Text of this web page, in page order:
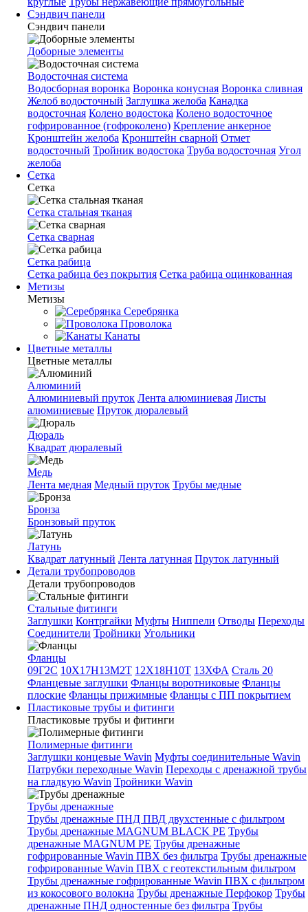
Сэндвич панели
Сэндвич панели
Доборные элементы
Водосточная система
Водосборная воронка Воронка конусная Воронка сливная
Желоб водосточный Заглушка желоба Канадка
водосточная Колено водостока Колено водосточное
гофрированное (гофроколено) Крепление анкерное
Кронштейн желоба Кронштейн сварной Отмет
водосточный Тройник водостока Труба водосточная Угол
желоба
Сетка
Сетка
Сетка стальная тканая
Сетка сварная
Сетка рабица
Сетка рабица без покрытия Сетка рабица оцинкованная
Метизы
Метизы
Серебрянка
Проволока
Канаты
Цветные металлы
Цветные металлы
Алюминий
Алюминиевый пруток Лента алюминиевая Листы
алюминиевые Пруток дюралевый
Дюраль
Квадрат дюралевый
Медь
Лента медная Медный пруток Трубы медные
Бронза
Бронзовый пруток
Латунь
Квадрат латунный Лента латунная Пруток латунный
Детали трубопроводов
Детали трубопроводов
Стальные фитинги
Заглушки Контргайки Муфты Ниппели Отводы Переходы
Соединители Тройники Угольники
Фланцы
09Г2С 10Х17Н13М2Т 12Х18Н10Т 13ХФА Сталь 20
Фланцевые заглушки Фланцы воротниковые Фланцы
плоские Фланцы прижимные Фланцы с ПП покрытием
Пластиковые трубы и фитинги
Пластиковые трубы и фитинги
Полимерные фитинги
Заглушки концевые Wavin Муфты соединительные Wavin
Патрубки переходные Wavin Переходы с дренажной трубы
на гладкую Wavin Тройники Wavin
Трубы дренажные
Трубы дренажные ПНД ПВД двухстенные с фильтром
Трубы дренажные MAGNUM BLACK PE Трубы
дренажные MAGNUM PE Трубы дренажные
гофрированные Wavin ПВХ без фильтра Трубы дренажные
гофрированные Wavin ПВХ с геотекстильным фильтром
Трубы дренажные гофрированные Wavin ПВХ с фильтром
из кокосового волокна Трубы дренажные Перфокор Трубы
дренажные ПНД одностенные без фильтра Трубы